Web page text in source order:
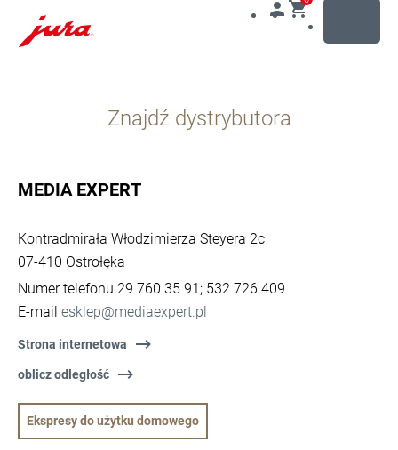
opcji
wyszukiwania
Znajdź dystrybutora
MEDIA EXPERT
Kontradmirała Włodzimierza Steyera 2c
07-410 Ostrołęka
Numer telefonu 29 760 35 91; 532 726 409
E-mail esklep@mediaexpert.pl
Strona internetowa
oblicz odległość
Ekspresy do użytku domowego